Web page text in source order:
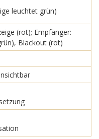
leuchtet grün)
(rot); Empfänger:
Blackout (rot)